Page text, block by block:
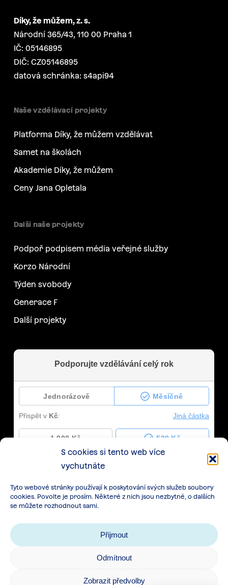
S cookies si tento web více
vychutnáte
Tyto webové stránky používají k poskytování svých služeb soubory
cookies. Povolte je prosím. Některé z nich jsou nezbytné, o dalších
se můžete rozhodnout sami.
Přijmout
Odmítnout
Zobrazit předvolby
Díky, že můžem, z. s.
Národní 365/43, 110 00 Praha 1
IČ: 05146895
DIČ: CZ05146895
datová schránka: s4api94
Naše vzdělávací projekty
Platforma Díky, že můžem vzdělávat
Samet na školách
Akademie Díky, že můžem
Ceny Jana Opletala
Další naše projekty
Podpoř podpisem média veřejné služby
Korzo Národní
Týden svobody
Generace F
Další projekty
Zásady zpracování osobních údajů